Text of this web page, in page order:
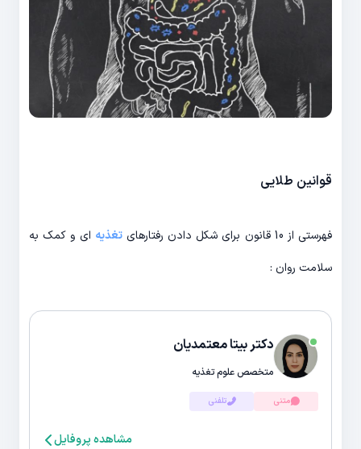
قوانین طلایی
فهرستی از 10 قانون برای شکل دادن رفتارهای تغذیه ای و کمک به
سلامت روان :
دکتر بیتا معتمدیان
متخصص علوم تغذیه
متنی تلفنی
مشاهده پروفایل